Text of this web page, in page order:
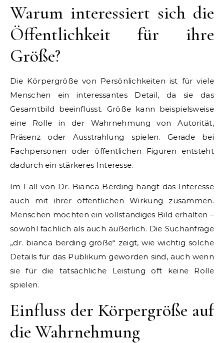
Warum interessiert sich die
Öffentlichkeit für ihre
Größe?
Die Körpergröße von Persönlichkeiten ist für viele
Menschen ein interessantes Detail, da sie das
Gesamtbild beeinflusst. Größe kann beispielsweise
eine Rolle in der Wahrnehmung von Autorität,
Präsenz oder Ausstrahlung spielen. Gerade bei
Fachpersonen oder öffentlichen Figuren entsteht
dadurch ein stärkeres Interesse.
Im Fall von Dr. Bianca Berding hängt das Interesse
auch mit ihrer öffentlichen Wirkung zusammen.
Menschen möchten ein vollständiges Bild erhalten –
sowohl fachlich als auch äußerlich. Die Suchanfrage
„dr. bianca berding größe“ zeigt, wie wichtig solche
Details für das Publikum geworden sind, auch wenn
sie für die tatsächliche Leistung oft keine Rolle
spielen.
Einfluss der Körpergröße auf
die Wahrnehmung